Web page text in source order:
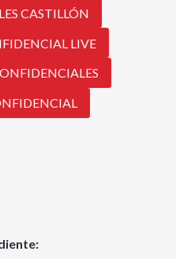
CASTILLÓN
LIVE